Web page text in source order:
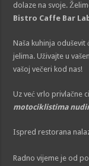
e
b
t
s
p
p
e
r
dolaze na svoje.
Bistro Caffe Bar
Naša kuhinja
jelima. Uživajte u
vašoj večeri kod nas!
Uz već vrlo privlačne
motociklistima
Ispred restorana
Radno vijeme je od